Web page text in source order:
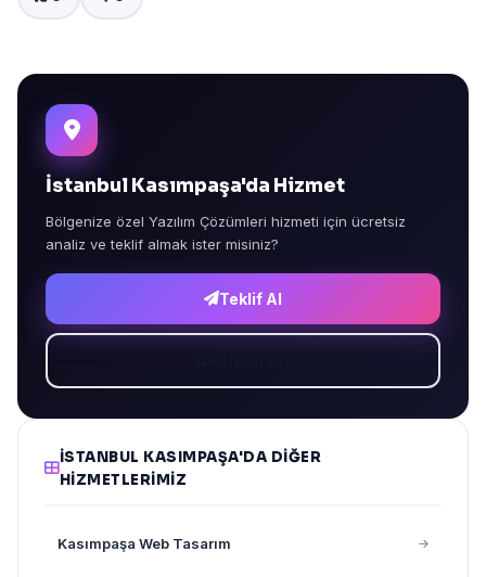
İstanbul Kasımpaşa'da Hizmet
Bölgenize özel Yazılım Çözümleri hizmeti için ücretsiz
analiz ve teklif almak ister misiniz?
Teklif Al
İSTANBUL KASIMPAŞA'DA DIĞER
HIZMETLERIMIZ
Kasımpaşa Web Tasarım